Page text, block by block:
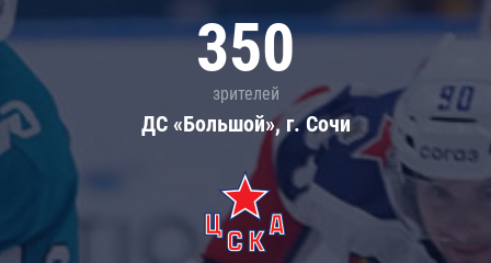
350
зрителей
ДС «Большой», г. Сочи